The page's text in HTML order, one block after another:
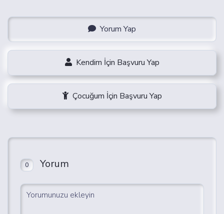
Yorum Yap
Kendim İçin Başvuru Yap
Çocuğum İçin Başvuru Yap
0 Yorum